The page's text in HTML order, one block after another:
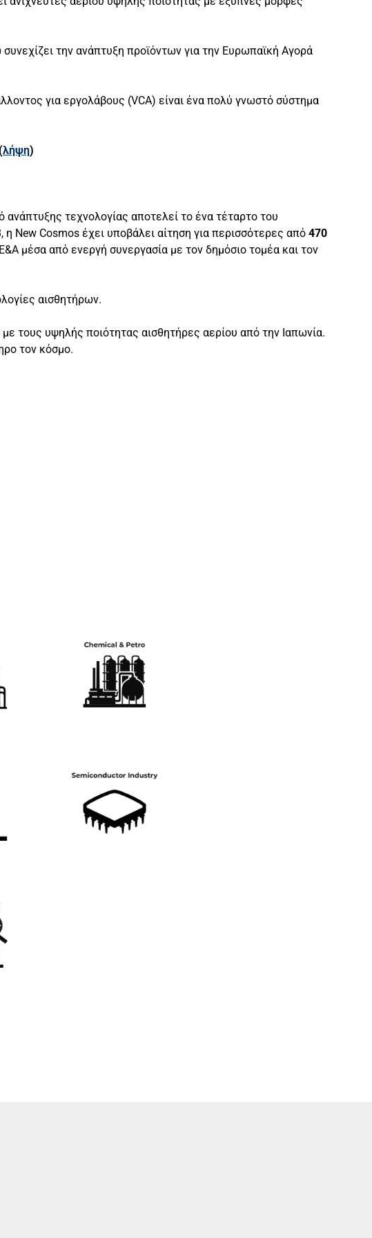
συνεχίζει την ανάπτυξη προϊόντων για την Ευρωπαϊκή Αγορά
για εργολάβους (VCA) είναι ένα πολύ γνωστό σύστημα
(λήψη)
τεχνολογίας αποτελεί το ένα τέταρτο του
New Cosmos έχει υποβάλει αίτηση για περισσότερες από 470
μέσα από ενεργή συνεργασία με τον δημόσιο τομέα και τον
αισθητήρων.
τους υψηλής ποιότητας αισθητήρες αερίου από την Ιαπωνία.
τον κόσμο.